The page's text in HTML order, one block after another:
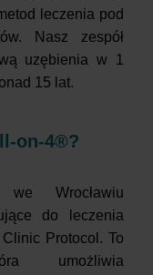
leczenia pod
Nasz zespół
uzębienia w 1
15 lat.
on-4®?
Wrocławiu
do leczenia
Protocol. To
umożliwia